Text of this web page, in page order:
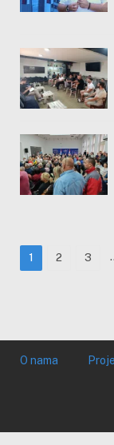
1 2 3
O nama